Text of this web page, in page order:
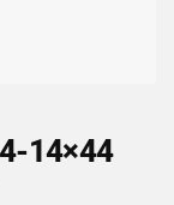
14×44